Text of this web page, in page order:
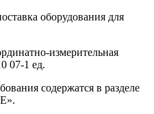
оборудования для
измерительная
07-1 ед.
содержатся в разделе